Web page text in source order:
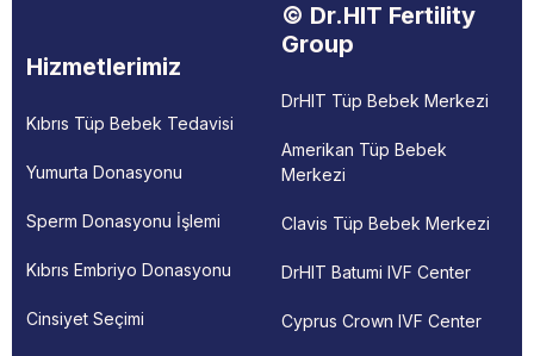
Hizmetlerimiz
Kıbrıs Tüp Bebek Tedavisi
Yumurta Donasyonu
Sperm Donasyonu İşlemi
Kıbrıs Embriyo Donasyonu
Cinsiyet Seçimi
© Dr.HIT Fertility
Group
DrHIT Tüp Bebek Merkezi
Amerikan Tüp Bebek
Merkezi
Clavis Tüp Bebek Merkezi
DrHIT Batumi IVF Center
Cyprus Crown IVF Center